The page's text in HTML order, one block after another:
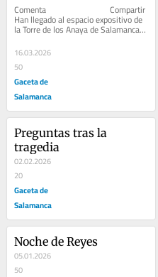
Comenta                              Compartir
Han llegado al espacio expositivo de
la Torre de los Anaya de Salamanca
16.03.2026
50
Gaceta de
Salamanca
Preguntas tras la
tragedia
02.02.2026
20
Gaceta de
Salamanca
Noche de Reyes
05.01.2026
50